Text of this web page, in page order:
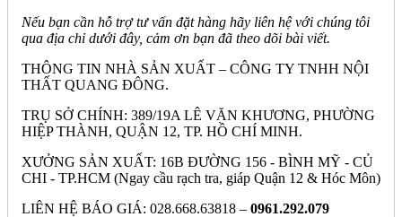
Nếu bạn cần hỗ trợ tư vấn đặt hàng hãy liên hệ với chúng tôi
qua địa chỉ dưới đây, cảm ơn bạn đã theo dõi bài viết.
THÔNG TIN NHÀ SẢN XUẤT – CÔNG TY TNHH NỘI
THẤT QUANG ĐÔNG.
TRỤ SỞ CHÍNH: 389/19A LÊ VĂN KHƯƠNG, PHƯỜNG
HIỆP THÀNH, QUẬN 12, TP. HỒ CHÍ MINH.
XƯỞNG SẢN XUẤT: 16B ĐƯỜNG 156 - BÌNH MỸ - CỦ
CHI - TP.HCM (Ngay cầu rạch tra, giáp Quận 12 & Hóc Môn)
LIÊN HỆ BÁO GIÁ: 028.668.63818 – 0961.292.079